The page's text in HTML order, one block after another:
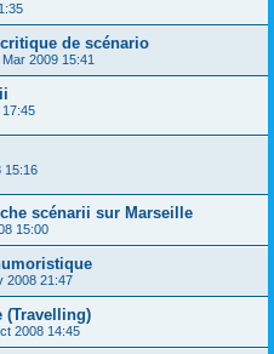
de scénario
2009 15:41
17:45
15:16
scénarii sur Marseille
15:00
2008 21:47
(Travelling)
2008 14:45